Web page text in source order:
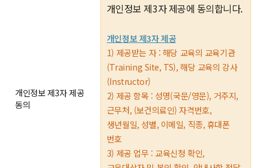
개인정보 제3자 제공
동의
개인정보 제3자 제공에 동의합니다.
개인정보 제3자 제공
1) 제공받는 자 : 해당 교육의 교육기관
(Training Site, TS), 해당 교육의 강사
(Instructor)
2) 제공 항목 : 성명(국문/영문), 거주지,
근무처, (보건의료인) 자격번호,
생년월일, 성별, 이메일, 직종, 휴대폰
번호
3) 제공 업무 : 교육신청 확인,